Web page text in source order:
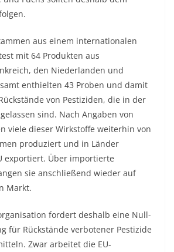
aus einem internationalen
mit 64 Produkten aus
den Niederlanden und
enthielten 43 Proben und damit
von Pestiziden, die in der
sind. Nach Angaben von
viele dieser Wirkstoffe weiterhin von
produziert und in Länder
exportiert. Über importierte
sie anschließend wieder auf
Markt.
fordert deshalb eine Null-
für Rückstände verbotener Pestizide
Zwar arbeitet die EU-